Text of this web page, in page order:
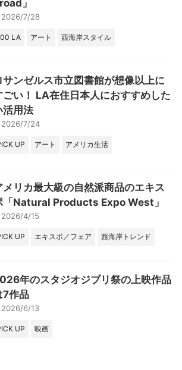
」
2026/7/28
LA アート 西海岸スタイル
サンゼルス市立図書館が想像以上に
ごい！ LA在住日本人におすすめした
活用法
2026/7/24
UP アート アメリカ生活
メリカ最大級の自然派商品のエキス
「Natural Products Expo West」
2026/4/15
UP エキスポ／フェア 西海岸トレンド
年のスタジオジブリ祭の上映作品
7作品
2026/6/13
UP 映画